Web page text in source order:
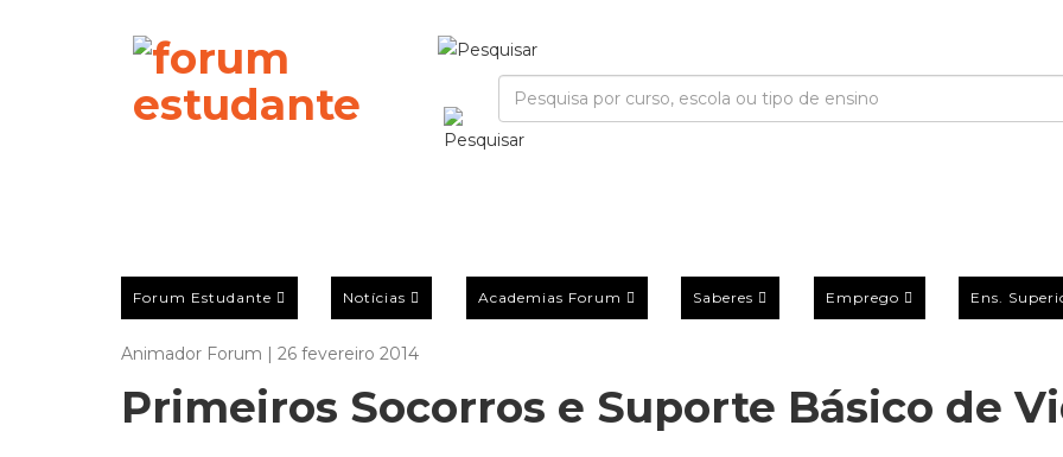
Forum Estudante Notícias Academias Forum Saberes Emprego Ens.
Animador Forum | 26 fevereiro 2014
Primeiros Socorros e Suporte Básico de